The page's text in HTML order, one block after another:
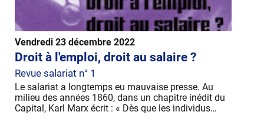
Vendredi 23 décembre 2022
Droit à l'emploi, droit au salaire ?
Revue salariat n° 1
Le salariat a longtemps eu mauvaise presse. Au
milieu des années 1860, dans un chapitre inédit du
Capital, Karl Marx écrit : « Dès que les individus…